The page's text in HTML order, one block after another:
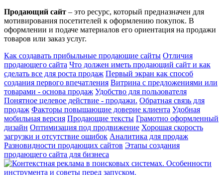
Продающий сайт – это ресурс, который предназначен для
мотивирования посетителей к оформлению покупок. В
оформлении и подаче материалов его ориентация на продажи
товаров или заказ услуг.
Как создавать прибыльные продающие сайты Отличия
продающего сайта Что должен иметь продающий сайт и как
сделать все для роста продаж Первый экран как способ
создания первого впечатления Витрина с предложениями или
товарами - основа продаж Удобство для пользователя
Понятное целевое действие - продажи. Обратная связь для
продаж Факторы повышающие доверие клиента Удобная
мобильная версия Продающие тексты Грамотно оформленный
дизайн Оптимизация под продвижение Хорошая скорость
загрузки и отсутствие ошибок Аналитика для продаж
Разновидности продающих сайтов Этапы создания
продающего сайта для бизнеса